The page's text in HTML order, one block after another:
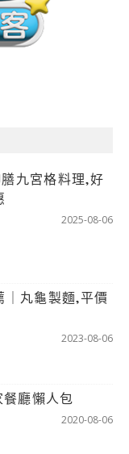
九宮格料理,好
2025-08-06
丸龜製麵,平價
2023-08-06
餐廳懶人包
2020-08-06